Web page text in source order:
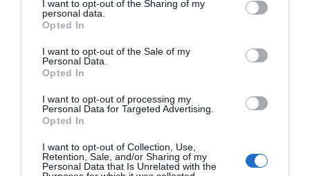
not limited to your visit or usage behaviour. You may click to
grant or deny consent to Google and its third-party tags to
use your data for below specified purposes in below Google
consent section.
I want to opt-out of the Sharing of my
personal data.
Opted In
I want to opt-out of the Sale of my
Personal Data.
Opted In
I want to opt-out of processing my
Personal Data for Targeted Advertising.
Opted In
I want to opt-out of Collection, Use,
Retention, Sale, and/or Sharing of my
Personal Data that Is Unrelated with the
5G παντού, 6G στον ορίζοντα: Πού
τεχνολογική μετάβαση
ΕΦΚΑ και τη ΔΥΠΑ έως τις 14 Αυγούστου
Health Monitoring: Η εθνική υποδομή για
αξιοποίηση δεδομένων υγείας προς
όφελος των πολιτών